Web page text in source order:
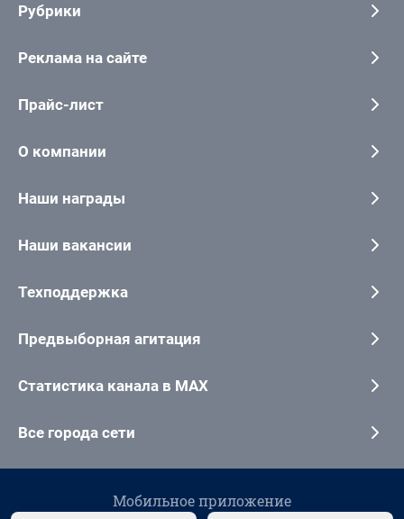
Рубрики
Реклама на сайте
Прайс-лист
О компании
Наши награды
Наши вакансии
Техподдержка
Предвыборная агитация
Статистика канала в MAX
Все города сети
Мобильное приложение